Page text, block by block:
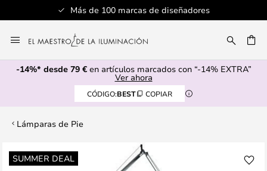
Más de 100 marcas de diseñadores
al
contenido
-14%* desde 79 €en artículos marcados con “-14% EXTRA”
Ver ahora
CÓDIGO:BEST COPIAR
Lámparas de Pie
SUMMER DEAL
Saltar
al